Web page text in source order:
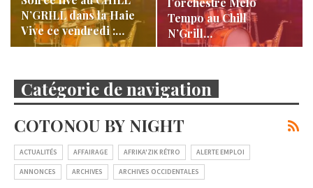
N’GRILL dans la Haie
Vive ce vendredi :…
Tempo au Chill
N’Grill…
Catégorie de navigation
COTONOU BY NIGHT
ACTUALITÉS AFFAIRAGE AFRIKA'ZIK RÉTRO ALERTE EMPLOI
ANNONCES ARCHIVES ARCHIVES OCCIDENTALES